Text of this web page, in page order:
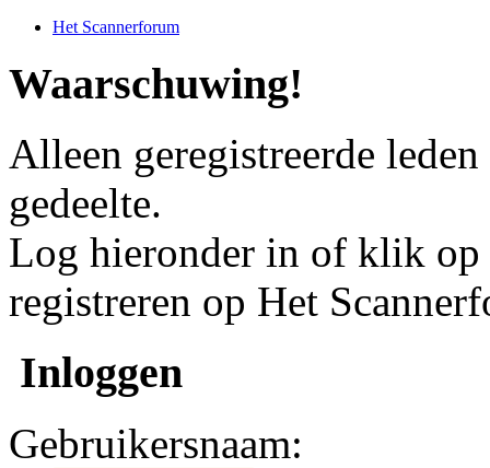
Het Scannerforum
Waarschuwing!
Alleen geregistreerde
gedeelte.
Log hieronder in of klik op
registreren op Het
Inloggen
Gebruikersnaam: